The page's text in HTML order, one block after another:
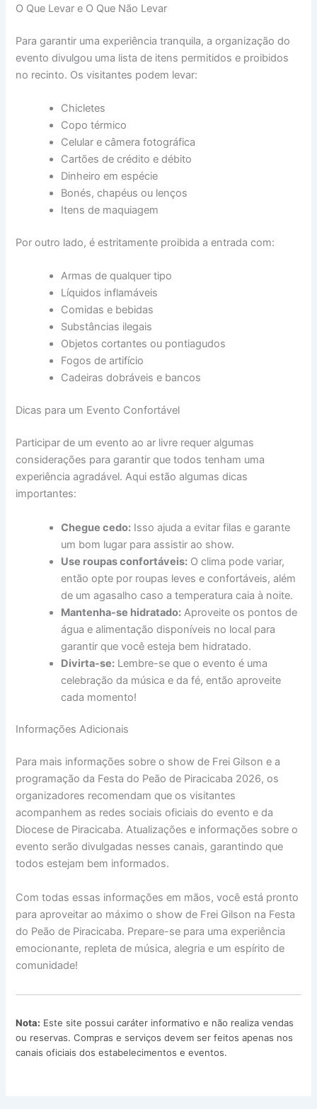
O Que Levar e O Que Não Levar
Para garantir uma experiência tranquila, a organização do
evento divulgou uma lista de itens permitidos e proibidos
no recinto. Os visitantes podem levar:
Chicletes
Copo térmico
Celular e câmera fotográfica
Cartões de crédito e débito
Dinheiro em espécie
Bonés, chapéus ou lenços
Itens de maquiagem
Por outro lado, é estritamente proibida a entrada com:
Armas de qualquer tipo
Líquidos inflamáveis
Comidas e bebidas
Substâncias ilegais
Objetos cortantes ou pontiagudos
Fogos de artifício
Cadeiras dobráveis e bancos
Dicas para um Evento Confortável
Participar de um evento ao ar livre requer algumas
considerações para garantir que todos tenham uma
experiência agradável. Aqui estão algumas dicas
importantes:
Chegue cedo: Isso ajuda a evitar filas e garante
um bom lugar para assistir ao show.
Use roupas confortáveis: O clima pode variar,
então opte por roupas leves e confortáveis, além
de um agasalho caso a temperatura caia à noite.
Mantenha-se hidratado: Aproveite os pontos de
água e alimentação disponíveis no local para
garantir que você esteja bem hidratado.
Divirta-se: Lembre-se que o evento é uma
celebração da música e da fé, então aproveite
cada momento!
Informações Adicionais
Para mais informações sobre o show de Frei Gilson e a
programação da Festa do Peão de Piracicaba 2026, os
organizadores recomendam que os visitantes
acompanhem as redes sociais oficiais do evento e da
Diocese de Piracicaba. Atualizações e informações sobre o
evento serão divulgadas nesses canais, garantindo que
todos estejam bem informados.
Com todas essas informações em mãos, você está pronto
para aproveitar ao máximo o show de Frei Gilson na Festa
do Peão de Piracicaba. Prepare-se para uma experiência
emocionante, repleta de música, alegria e um espírito de
comunidade!
Nota: Este site possui caráter informativo e não realiza vendas
ou reservas. Compras e serviços devem ser feitos apenas nos
canais oficiais dos estabelecimentos e eventos.